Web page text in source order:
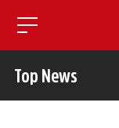
Toggle
Top News